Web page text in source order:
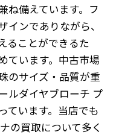
ね備えています。フ
インでありながら、
ることができるた
ています。中古市場
のサイズ・品質が重
ルダイヤブローチ プ
ています。当店でも
の買取について多く